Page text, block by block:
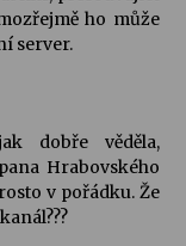
ho může
server.
dobře věděla,
Hrabovského
v pořádku. Že